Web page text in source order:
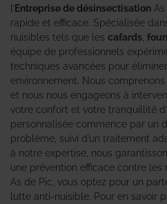
l’ Entreprise de désinsectisation
rapide et efficace. Spécialisée
nuisibles tels que les cafards
équipe de professionnels
techniques avancées pour
environnement. Nous
et nous nous engageons à
votre confort et votre tranquillité
personnalisée commence par un
problème, suivi d’un traitement
à notre expertise, nous
une prévention efficace contre les
As de Pic, vous optez pour un
lutte anti-nuisible. Pour en savoir